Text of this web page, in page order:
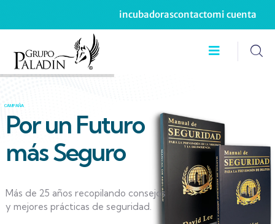
incubadorascontactomi cuenta
Por un Futuro
más Seguro
CAMPAÑA
Más de 25 años recopilando consejos
y mejores prácticas de seguridad.